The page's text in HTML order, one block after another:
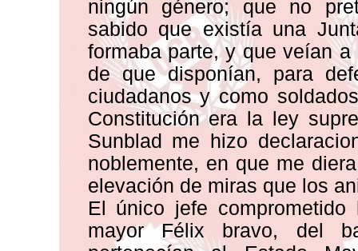
ningún género; que no
sabido que existía una
formaba parte, y que veían
de que disponían, para
ciudadanos y como
Constitución era la ley
Sunblad me hizo
noblemente, en que me
elevación de miras que los
El único jefe
mayor Félix bravo, del